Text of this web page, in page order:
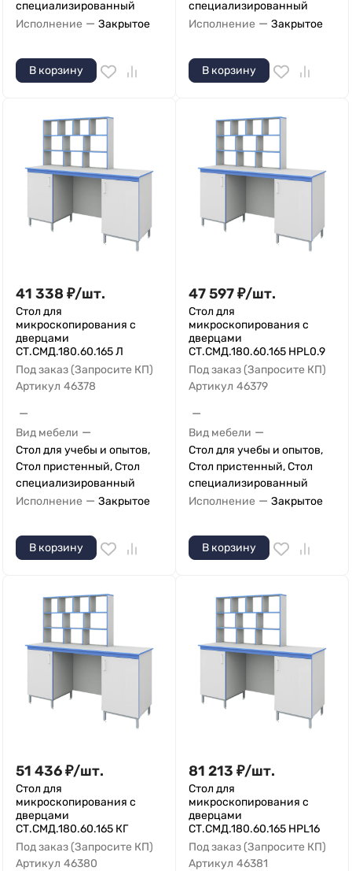
специализированный
Исполнение — Закрытое
В корзину
специализированный
Исполнение — Закрытое
В корзину
41 338 ₽/шт.
Стол для
микроскопирования с
дверцами
СТ.СМД.180.60.165 Л
Под заказ (Запросите КП)
Артикул 46378
—
Вид мебели —
Стол для учебы и опытов,
Стол пристенный, Стол
специализированный
Исполнение — Закрытое
В корзину
47 597₽/шт.
Стол для
микроскопирования с
дверцами
СТ.СМД.180.60.165 HPL0.9
Под заказ (Запросите КП)
Артикул 46379
—
Вид мебели —
Стол для учебы и опытов,
Стол пристенный, Стол
специализированный
Исполнение — Закрытое
В корзину
51 436₽/шт.
Стол для
микроскопирования с
дверцами
СТ.СМД.180.60.165 КГ
Под заказ (Запросите КП)
Артикул 46380
81 213 ₽/шт.
Стол для
микроскопирования с
дверцами
СТ.СМД.180.60.165 HPL16
Под заказ (Запросите КП)
Артикул 46381